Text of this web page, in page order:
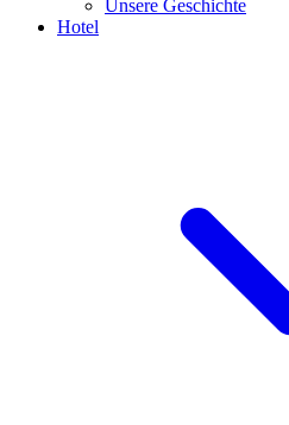
Unsere Geschichte
Hotel